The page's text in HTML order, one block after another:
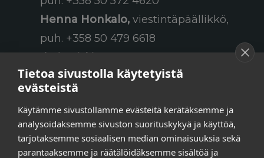
Henna Honkalo, viestintäpäällikkö,
puh. +358 50 479 6618
tapahtumakoordinaattori,
puh. +358 45 130 3832
Susanna Laasio, sihteeri,
puh. +358 50 590 4619
tarkeissatoissa[a]kt.fi
Tietoa sivustolla käytetyistä
evästeistä
Käytämme sivustollamme evästeitä kerätäksemme ja
analysoidaksemme sivuston suorituskykyä ja käyttöä,
tarjotaksemme sosiaalisen median ominaisuuksia sekä
parantaaksemme ja räätälöidäksemme sisältöä ja